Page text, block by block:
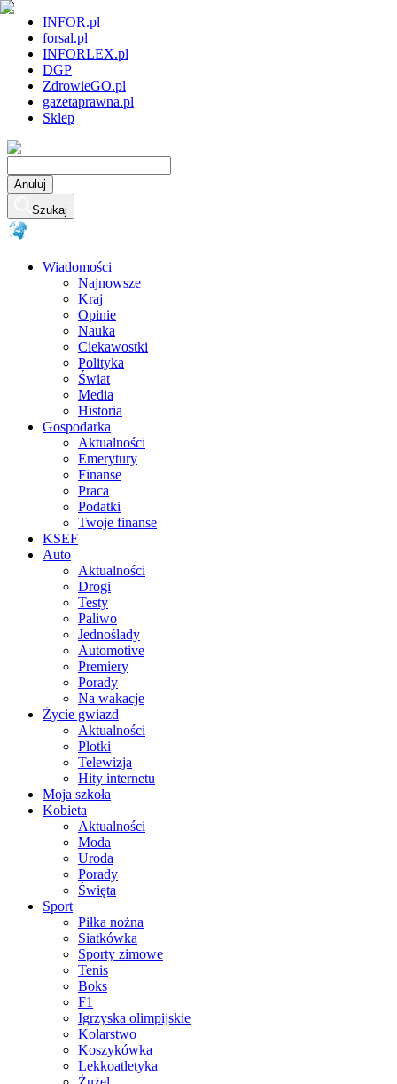
INFOR.pl
forsal.pl
INFORLEX.pl
DGP
ZdrowieGO.pl
gazetaprawna.pl
Sklep
Anuluj
Szukaj
Wiadomości
Najnowsze
Kraj
Opinie
Nauka
Ciekawostki
Polityka
Świat
Media
Historia
Gospodarka
Aktualności
Emerytury
Finanse
Praca
Podatki
Twoje finanse
KSEF
Auto
Aktualności
Drogi
Testy
Paliwo
Jednoślady
Automotive
Premiery
Porady
Na wakacje
Życie gwiazd
Aktualności
Plotki
Telewizja
Hity internetu
Moja szkoła
Kobieta
Aktualności
Moda
Uroda
Porady
Święta
Sport
Piłka nożna
Siatkówka
Sporty zimowe
Tenis
Boks
F1
Igrzyska olimpijskie
Kolarstwo
Koszykówka
Lekkoatletyka